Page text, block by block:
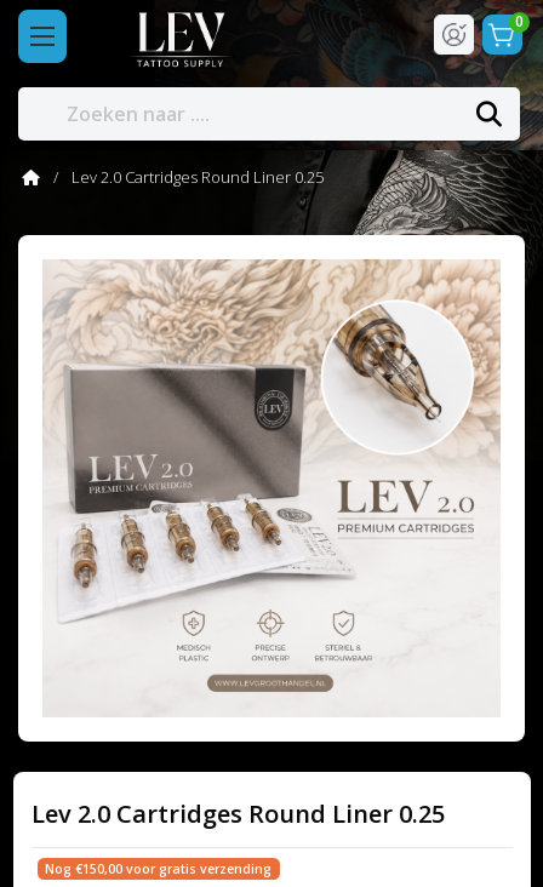
0
Lev 2.0 Cartridges Round Liner 0.25
Lev 2.0 Cartridges Round Liner 0.25
Nog €150,00 voor gratis verzending